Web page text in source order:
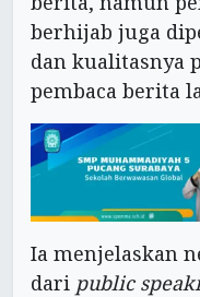
berhijab juga
dan kualitasnya
pembaca berita
Ia menjelaskan
dari public